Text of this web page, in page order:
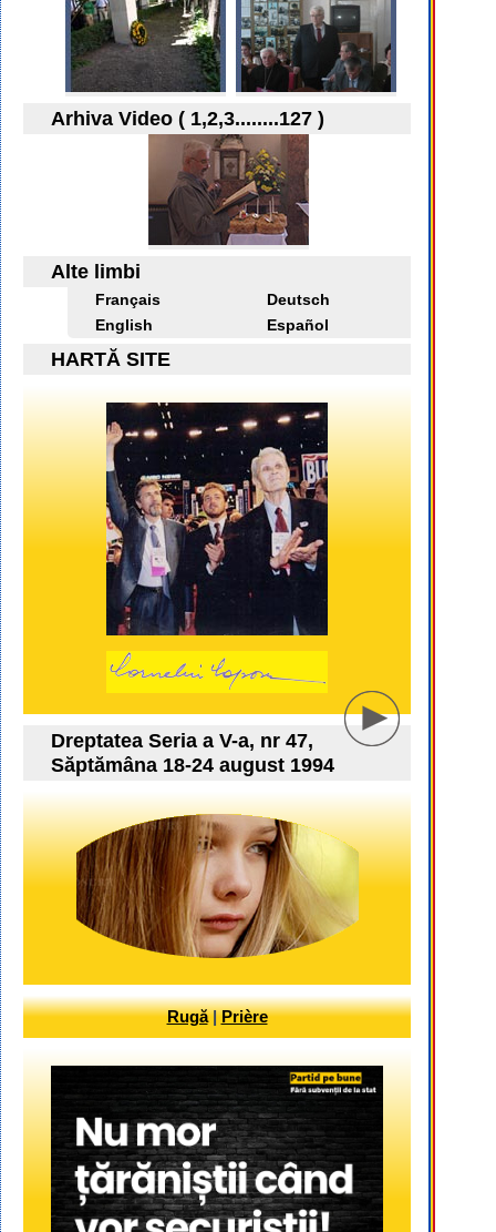
Arhiva Video ( 1,2,3........127 )
Alte limbi
Français
Deutsch
English
Español
HARTĂ SITE
Dreptatea Seria a V-a, nr 47,
Săptămâna 18-24 august 1994
Rugă|Prière